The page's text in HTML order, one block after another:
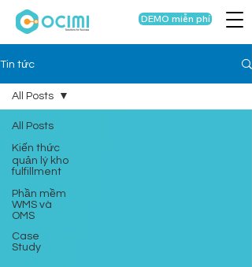
DEMO miễn phí
Tin tức
All Posts
Kiến thức
quản lý kho
fulfillment
Phần mềm
WMS và
OMS
Case
Study
All Posts